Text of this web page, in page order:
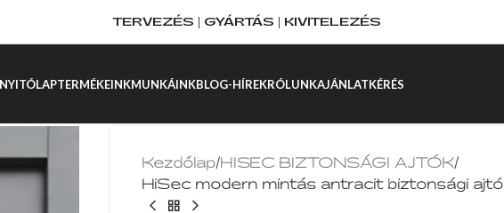
TERVEZÉS | GYÁRTÁS | KIVITELEZÉS
NYITÓLAPTERMÉKEINKMUNKÁINKBLOG-HÍREKRÓLUNKAJÁNLATKÉRÉS
Kezdőlap/HISEC BIZTONSÁGI AJTÓK/
HiSec modern mintás antracit biztonsági ajtó